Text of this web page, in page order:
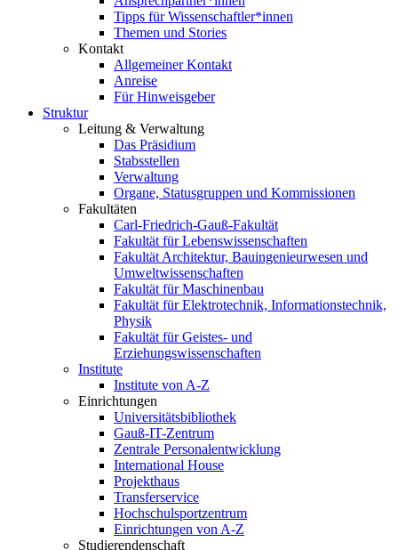
Tipps für Wissenschaftler*innen
Themen und Stories
Kontakt
Allgemeiner Kontakt
Anreise
Für Hinweisgeber
Struktur
Leitung & Verwaltung
Das Präsidium
Stabsstellen
Verwaltung
Organe, Statusgruppen und Kommissionen
Fakultäten
Carl-Friedrich-Gauß-Fakultät
Fakultät für Lebenswissenschaften
Fakultät Architektur, Bauingenieurwesen und
Umweltwissenschaften
Fakultät für Maschinenbau
Fakultät für Elektrotechnik, Informationstechnik,
Physik
Fakultät für Geistes- und
Erziehungswissenschaften
Institute
Institute von A-Z
Einrichtungen
Universitätsbibliothek
Gauß-IT-Zentrum
Zentrale Personalentwicklung
International House
Projekthaus
Transferservice
Hochschulsportzentrum
Einrichtungen von A-Z
Studierendenschaft